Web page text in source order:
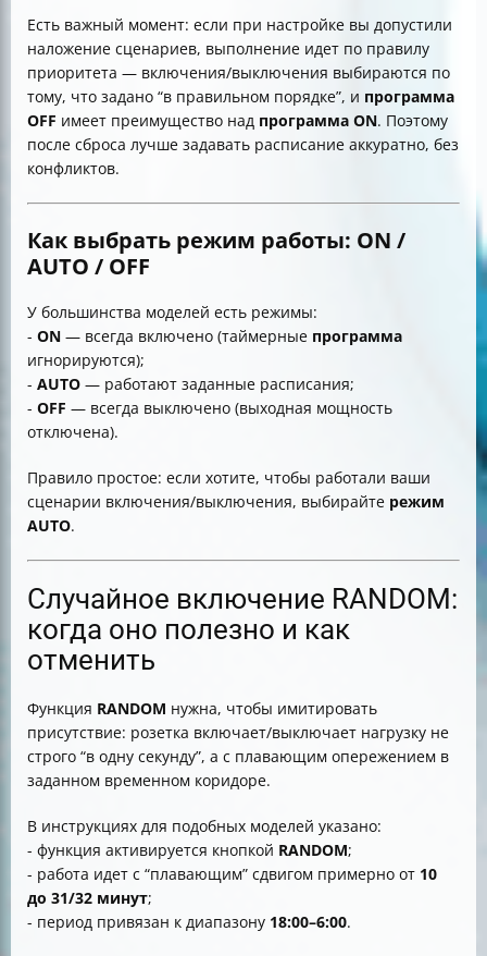
Есть важный момент: если при настройке вы допустили
наложение сценариев, выполнение идет по правилу
приоритета — включения/выключения выбираются по
тому, что задано “в правильном порядке”, и программа
OFF имеет преимущество над программа ON. Поэтому
после сброса лучше задавать расписание аккуратно, без
конфликтов.
Как выбрать режим работы: ON /
AUTO / OFF
У большинства моделей есть режимы:
- ON — всегда включено (таймерные программа
игнорируются);
- AUTO — работают заданные расписания;
- OFF — всегда выключено (выходная мощность
отключена).
Правило простое: если хотите, чтобы работали ваши
сценарии включения/выключения, выбирайте режим
AUTO.
Случайное включение RANDOM:
когда оно полезно и как
отменить
Функция RANDOM нужна, чтобы имитировать
присутствие: розетка включает/выключает нагрузку не
строго “в одну секунду”, а с плавающим опережением в
заданном временном коридоре.
В инструкциях для подобных моделей указано:
- функция активируется кнопкой RANDOM;
- работа идет с “плавающим” сдвигом примерно от 10
до 31/32 минут;
- период привязан к диапазону 18:00–6:00.